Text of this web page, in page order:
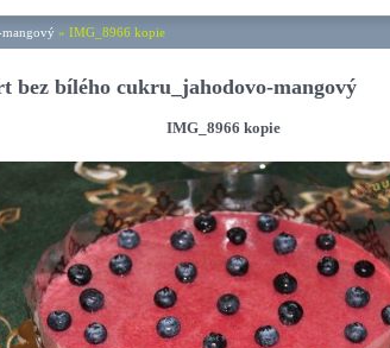
» IMG_8966 kopie
bez bílého cukru_jahodovo-mangový
IMG_8966 kopie